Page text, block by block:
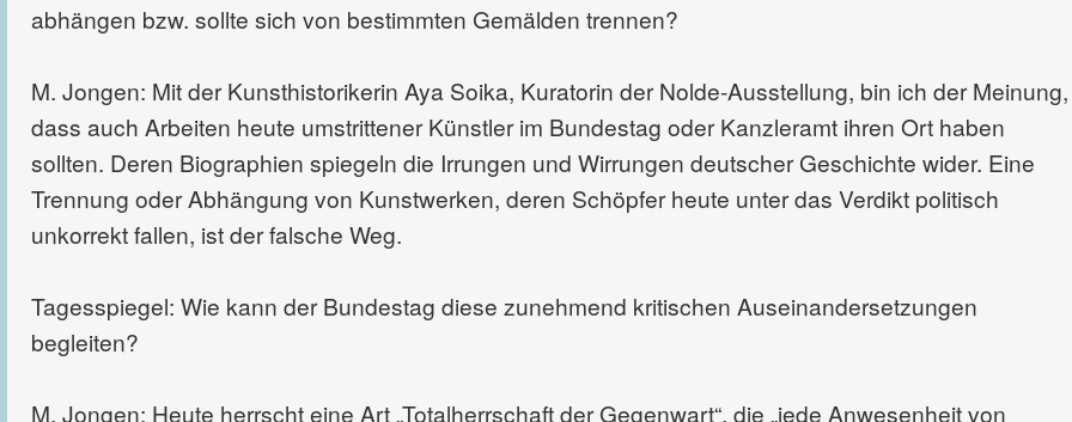
abhängen bzw. sollte sich von bestimmten Gemälden trennen?
M. Jongen: Mit der Kunsthistorikerin Aya Soika, Kuratorin der Nolde-Ausstellung, bin ich der Meinung,
dass auch Arbeiten heute umstrittener Künstler im Bundestag oder Kanzleramt ihren Ort haben
sollten. Deren Biographien spiegeln die Irrungen und Wirrungen deutscher Geschichte wider. Eine
Trennung oder Abhängung von Kunstwerken, deren Schöpfer heute unter das Verdikt politisch
unkorrekt fallen, ist der falsche Weg.
Tagesspiegel: Wie kann der Bundestag diese zunehmend kritischen Auseinandersetzungen
begleiten?
M. Jongen: Heute herrscht eine Art „Totalherrschaft der Gegenwart“, die „jede Anwesenheit von